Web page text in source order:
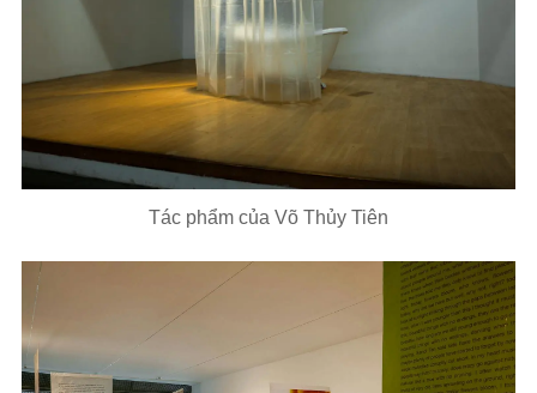
Tác phẩm của Võ Thủy Tiên